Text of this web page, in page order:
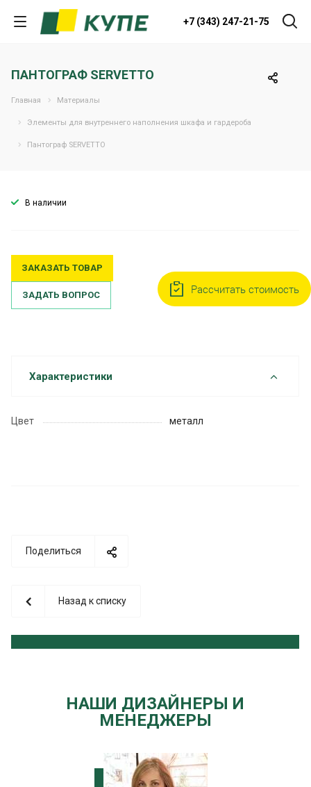
+7 (343) 247-21-75
ПАНТОГРАФ SERVETTO
Главная Материалы
Элементы для внутреннего наполнения шкафа и гардероба
Пантограф SERVETTO
В наличии
ЗАКАЗАТЬ ТОВАР
ЗАДАТЬ ВОПРОС
Характеристики
Цвет металл
Поделиться
Назад к списку
НАШИ ДИЗАЙНЕРЫ И
МЕНЕДЖЕРЫ
Рассчитать стоимость